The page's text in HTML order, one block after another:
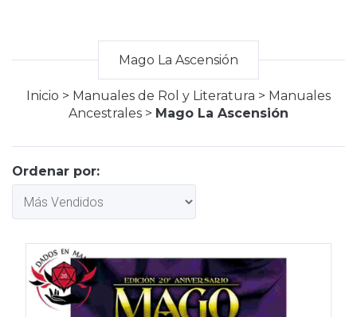
Mago La Ascensión
Inicio > Manuales de Rol y Literatura > Manuales
Ancestrales > Mago La Ascensión
Ordenar por: